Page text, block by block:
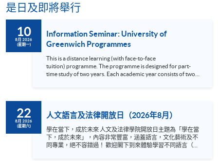
是日及即將舉行
10
8月 2026
(星期一)
Information Seminar: University of
Greenwich Programmes
This is a distance learning (with face-to-face
tuition) programme. The programme is designed for part-
time study of two years. Each academic year consists of two
minimum duration of the programme is 24 months and the
maximum duration is 36 months.
22
8月 2026
(星期六)
人文語言及法律開放日（2026年8月）
學在當下，成於未來 人文及法律學院開放日主題為「學在當
下，成於未來」，內容非常豐富，涵蓋語言，文化藝術及不
同專業，絕不容錯過！ 歡迎閣下到來體驗學習不同語言（包